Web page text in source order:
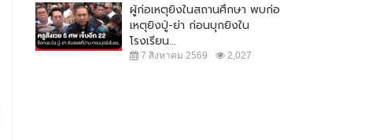
ผู้ก่อเหตุยิงในสถานศึกษา พบก่อ
เหตุยิงปู่-ย่า ก่อนบุกยิงใน
โรงเรียน...
7 สิงหาคม 2569 2,027